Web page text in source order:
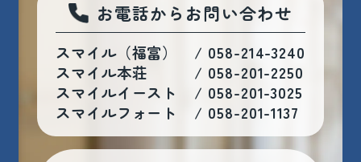
お電話からお問い合わせ
スマイル（福富）
スマイル本荘
スマイルイースト
スマイルフォート
/ 058-214-3240
/ 058-201-2250
/ 058-201-3025
/ 058-201-1137